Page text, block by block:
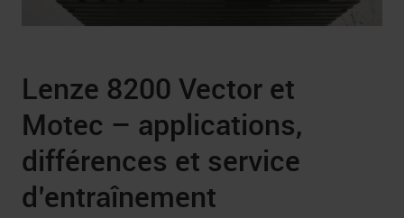
Lenze 8200 Vector et
Motec – applications,
différences et service
d’entraînement